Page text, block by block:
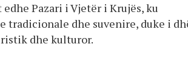
Pazari i Vjetër i Krujës, ku
tradicionale dhe suvenire, duke i
dhe kulturor.